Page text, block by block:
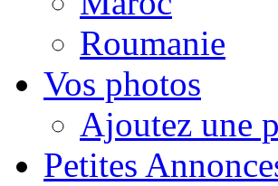
Roumanie
Vos photos
Ajoutez une
Petites